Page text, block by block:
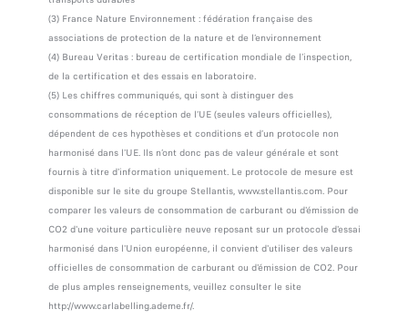
(3) France Nature Environnement : fédération française des
associations de protection de la nature et de l’environnement
(4) Bureau Veritas : bureau de certification mondiale de l’inspection,
de la certification et des essais en laboratoire.
(5) Les chiffres communiqués, qui sont à distinguer des
consommations de réception de l’UE (seules valeurs officielles),
dépendent de ces hypothèses et conditions et d’un protocole non
harmonisé dans l'UE. Ils n’ont donc pas de valeur générale et sont
fournis à titre d'information uniquement. Le protocole de mesure est
disponible sur le site du groupe Stellantis, www.stellantis.com. Pour
comparer les valeurs de consommation de carburant ou d'émission de
CO2 d'une voiture particulière neuve reposant sur un protocole d'essai
harmonisé dans l'Union européenne, il convient d'utiliser des valeurs
officielles de consommation de carburant ou d'émission de CO2. Pour
de plus amples renseignements, veuillez consulter le site
http://www.carlabelling.ademe.fr/.